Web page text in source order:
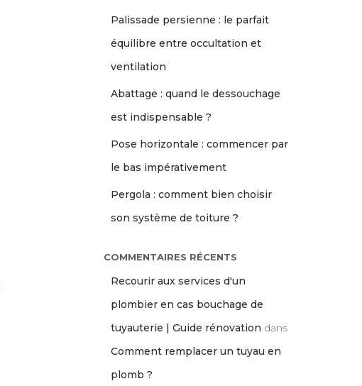
Palissade persienne : le parfait
équilibre entre occultation et
ventilation
Abattage : quand le dessouchage
est indispensable ?
Pose horizontale : commencer par
le bas impérativement
Pergola : comment bien choisir
son système de toiture ?
COMMENTAIRES RÉCENTS
Recourir aux services d'un
plombier en cas bouchage de
tuyauterie | Guide rénovation dans
Comment remplacer un tuyau en
plomb ?